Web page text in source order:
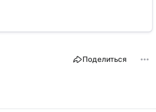
Поделиться